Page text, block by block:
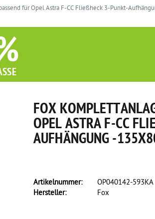
für Opel Astra F-CC Fließheck 3-Punkt-
FOX
OPEL ASTRA F-CC
UFHÄNGUNG -
Artikelnummer:
OP040142-593KA
Hersteller:
Fox